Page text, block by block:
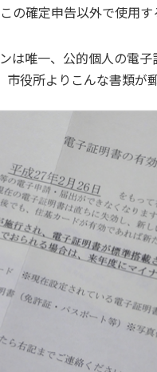
の確定申告以外で使用す
は唯一、公的個人の電子
市役所よりこんな書類が